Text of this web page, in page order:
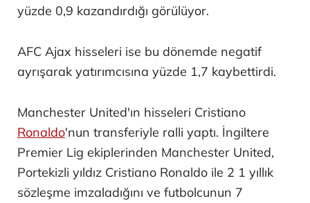
yüzde 0,9 kazandırdığı görülüyor.
AFC Ajax hisseleri ise bu dönemde negatif
ayrışarak yatırımcısına yüzde 1,7 kaybettirdi.
Manchester United'ın hisseleri Cristiano
Ronaldo'nun transferiyle ralli yaptı. İngiltere
Premier Lig ekiplerinden Manchester United,
Portekizli yıldız Cristiano Ronaldo ile 2 1 yıllık
sözleşme imzaladığını ve futbolcunun 7